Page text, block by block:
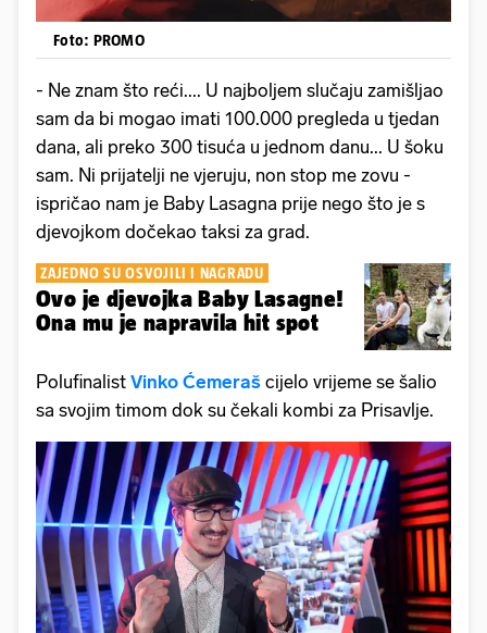
Foto: PROMO
- Ne znam što reći.... U najboljem slučaju zamišljao
sam da bi mogao imati 100.000 pregleda u tjedan
dana, ali preko 300 tisuća u jednom danu... U šoku
sam. Ni prijatelji ne vjeruju, non stop me zovu -
ispričao nam je Baby Lasagna prije nego što je s
djevojkom dočekao taksi za grad.
ZAJEDNO SU OSVOJILI I NAGRADU
Ovo je djevojka Baby Lasagne!
Ona mu je napravila hit spot
Polufinalist Vinko Ćemeraš cijelo vrijeme se šalio
sa svojim timom dok su čekali kombi za Prisavlje.